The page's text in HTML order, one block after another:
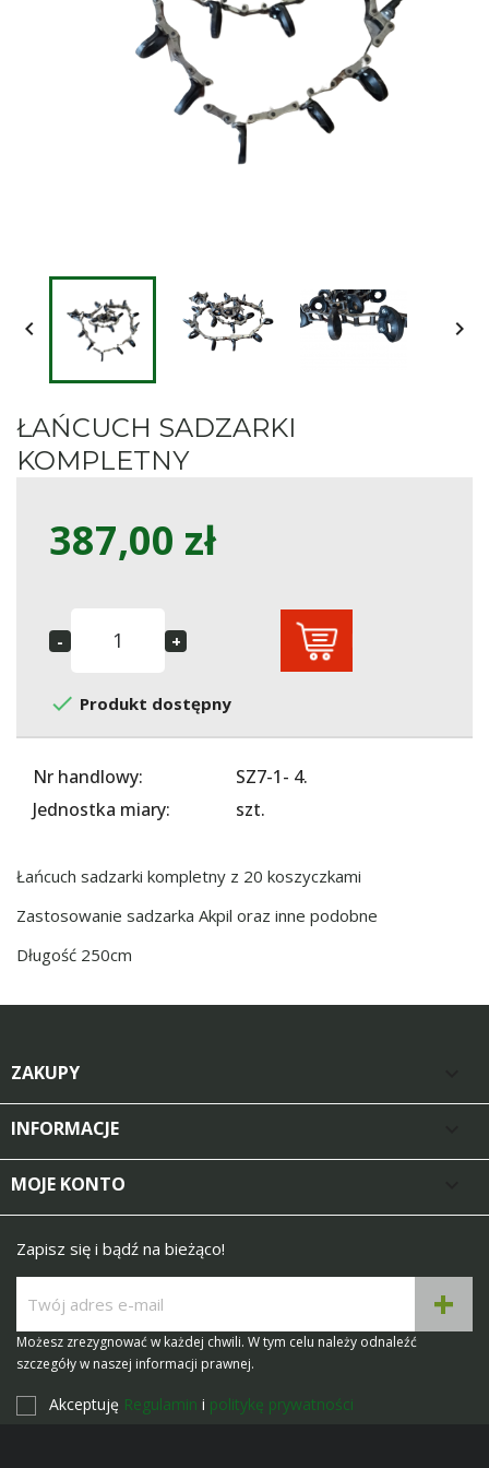
 
ŁAŃCUCH SADZARKI
KOMPLETNY
387,00 zł
 Produkt dostępny
Nr handlowy:
SZ7-1- 4.
Jednostka miary:
szt.
Łańcuch sadzarki kompletny z 20 koszyczkami
Zastosowanie sadzarka Akpil oraz inne podobne
Długość 250cm
ZAKUPY
INFORMACJE
MOJE KONTO
Zapisz się i bądź na bieżąco!
Możesz zrezygnować w każdej chwili. W tym celu należy odnaleźć
szczegóły w naszej informacji prawnej.
Akceptuję Regulamin i politykę prywatności